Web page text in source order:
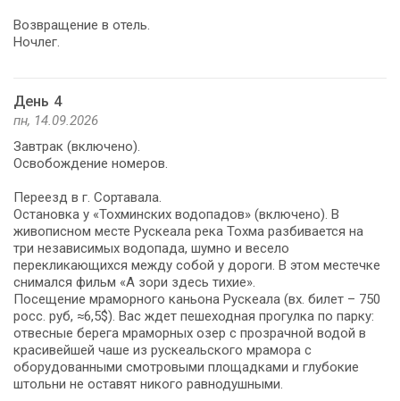
Возвращение в отель.
Ночлег.
День 4
пн, 14.09.2026
Завтрак (включено).
Освобождение номеров.
Переезд в г. Сортавала.
Остановка у «Тохминских водопадов» (включено). В
живописном месте Рускеала река Тохма разбивается на
три независимых водопада, шумно и весело
перекликающихся между собой у дороги. В этом местечке
снимался фильм «А зори здесь тихие».
Посещение мраморного каньона Рускеала (вх. билет – 750
росс. руб, ≈6,5$). Вас ждет пешеходная прогулка по парку:
отвесные берега мраморных озер с прозрачной водой в
красивейшей чаше из рускеальского мрамора с
оборудованными смотровыми площадками и глубокие
штольни не оставят никого равнодушными.